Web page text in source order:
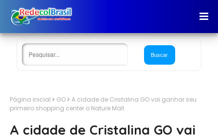
Página inicial GO
A cidade de Cristalina GO vai ganhar seu
primeiro shopping center o Nature Mall
A cidade de Cristalina GO vai